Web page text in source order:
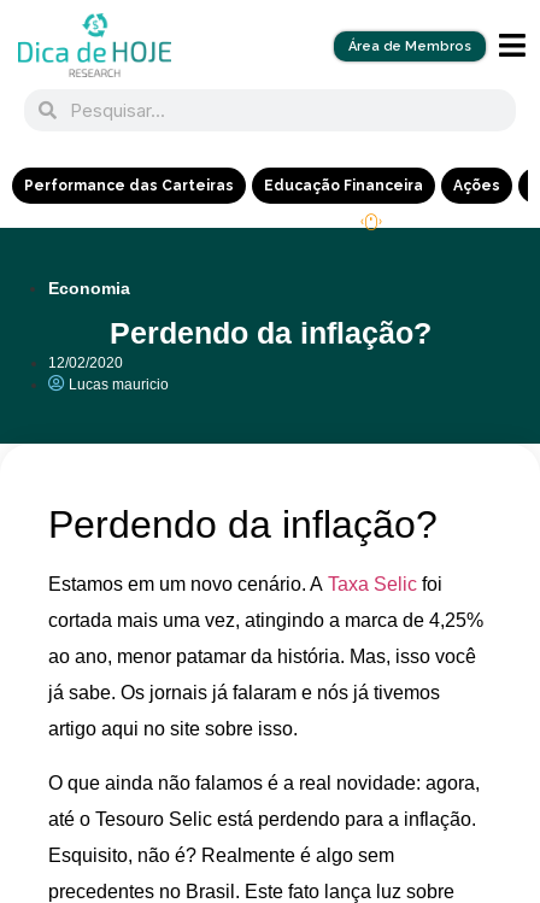
Área de Membros
Performance das Carteiras Educação Financeira Ações
Economia
Perdendo da inflação?
12/02/2020
Lucas mauricio
Perdendo da inflação?
Estamos em um novo cenário. A Taxa Selic foi
cortada mais uma vez, atingindo a marca de 4,25%
ao ano, menor patamar da história. Mas, isso você
já sabe. Os jornais já falaram e nós já tivemos
artigo aqui no site sobre isso.
O que ainda não falamos é a real novidade: agora,
até o Tesouro Selic está perdendo para a inflação.
Esquisito, não é? Realmente é algo sem
precedentes no Brasil. Este fato lança luz sobre